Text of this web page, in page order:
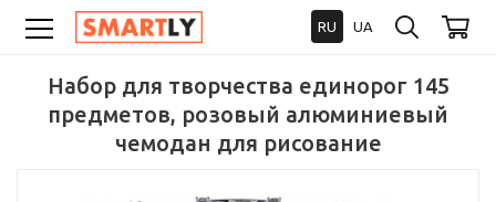
RU UA
Набор для творчества единорог 145
предметов, розовый алюминиевый
чемодан для рисование